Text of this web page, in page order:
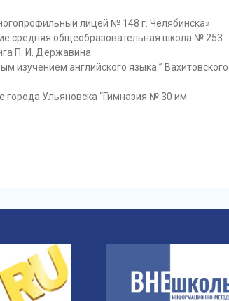
лицей № 148 г. Челябинска»
средняя общеобразовательная школа № 253
П. И. Державина
изучением английского языка ” Вахитовского
Ульяновска “Гимназия № 30 им.